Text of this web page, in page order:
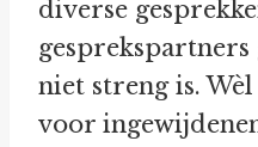
diverse
niet streng is.
voor